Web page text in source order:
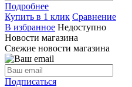
Подробнее
Купить в 1 клик Сравнение
В избранное Недоступно
Новости магазина
Свежие новости магазина
Подписаться